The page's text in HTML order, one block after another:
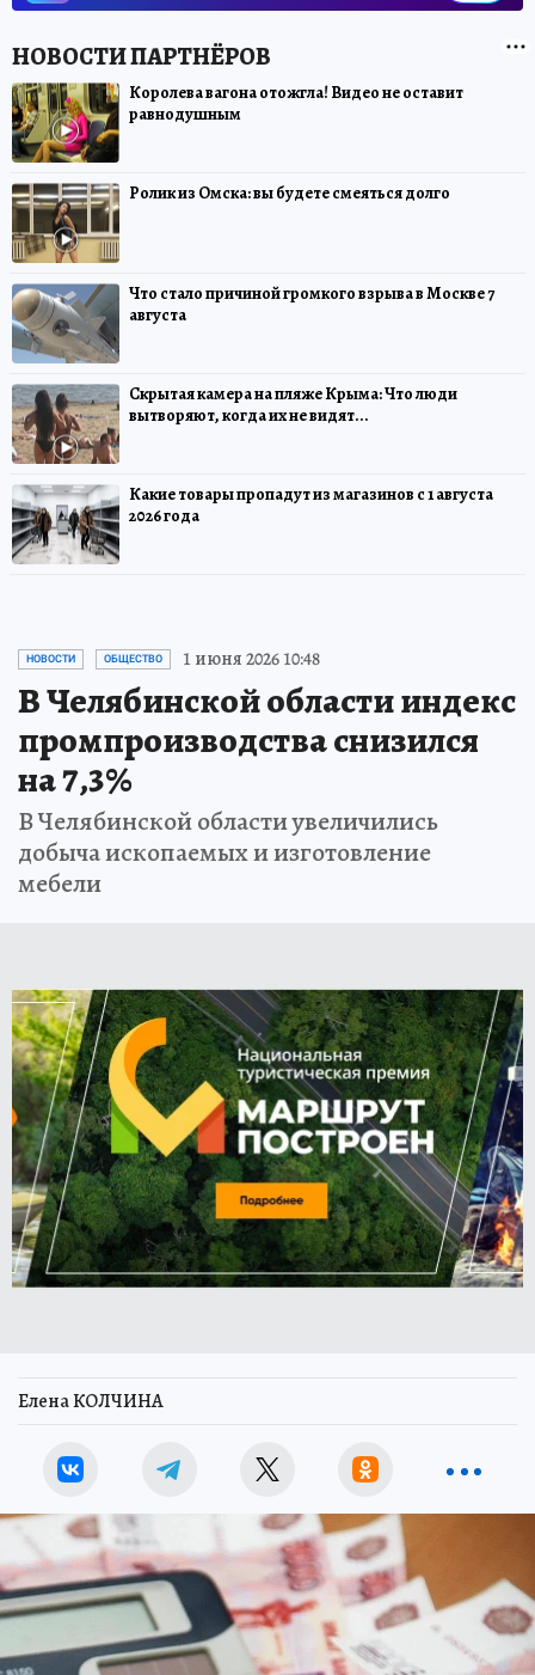
Королева вагона отожгла! Видео не оставит
равнодушным
Ролик из Омска: вы будете смеяться долго
Что стало причиной громкого взрыва в Москве 7
августа
Скрытая камера на пляже Крыма: Что люди
вытворяют, когда их не видят...
Какие товары пропадут из магазинов с 1 августа
2026 года
НОВОСТИ ОБЩЕСТВО 1 июня 2026 10:48
В Челябинской области индекс
промпроизводства снизился
на 7,3%
В Челябинской области увеличились
добыча ископаемых и изготовление
мебели
Елена КОЛЧИНА